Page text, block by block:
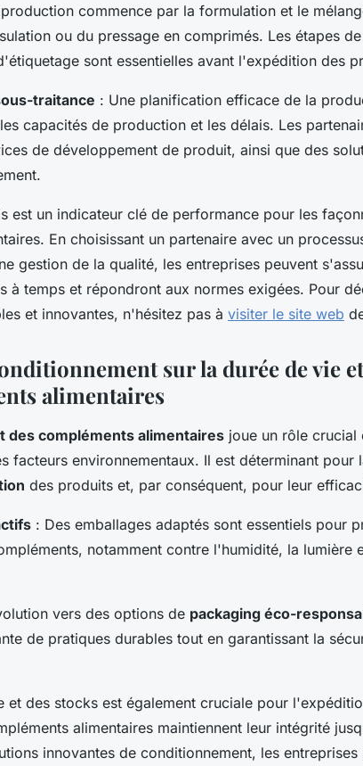
commence par la formulation et le
ou du pressage en comprimés. Les étapes
sont essentielles avant l'expédition des
traitance : Une planification efficace de la
capacités de production et les délais. Les
de développement de produit, ainsi que des
est un indicateur clé de performance pour les
En choisissant un partenaire avec un
gestion de la qualité, les entreprises peuvent
à temps et répondront aux normes exigées. Pour
et innovantes, n'hésitez pas à visiter le site web
sur la durée de vie
alimentaires
des compléments alimentaires joue un rôle crucial
facteurs environnementaux. Il est déterminant pour
des produits et, par conséquent, pour leur
: Des emballages adaptés sont essentiels pour
notamment contre l'humidité, la lumière
vers des options de packaging éco-
de pratiques durables tout en garantissant la
et des stocks est également cruciale pour
alimentaires maintiennent leur intégrité
innovantes de conditionnement, les entreprises